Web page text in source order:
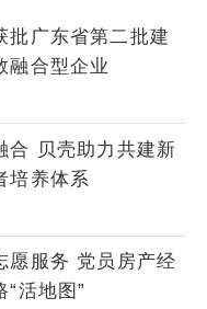
批广东省第二批建
融合型企业
合 贝壳助力共建新
培养体系
愿服务 党员房产经
“活地图”